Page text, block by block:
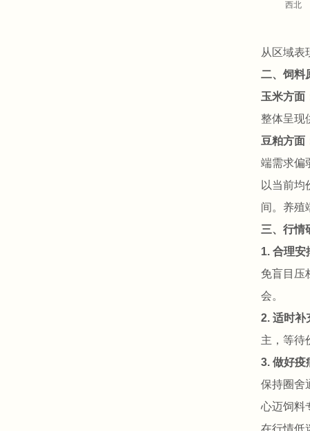
西北
从区域表
二、饲料
玉米方面
整体呈现
豆粕方面
端需求偏
以当前均
间。养殖
三、行情
1. 合理安
免盲目压
会。
2. 适时补
主，等待
3. 做好疫
保持圈舍
心迈饲料